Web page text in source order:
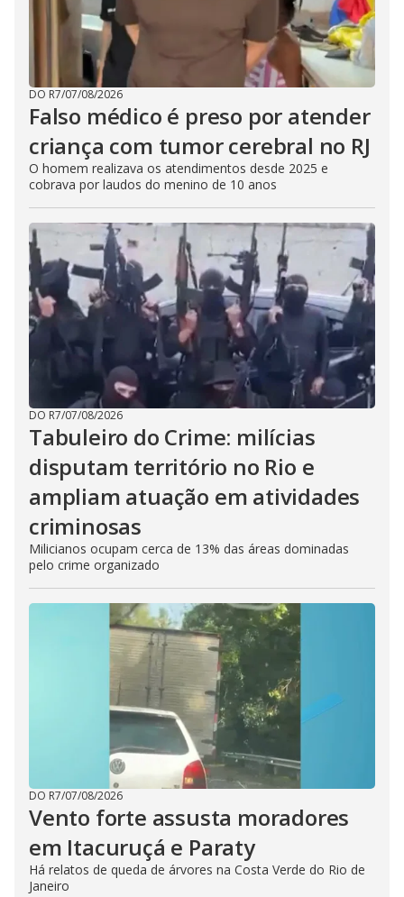
DO R7/07/08/2026
Falso médico é preso por atender
criança com tumor cerebral no RJ
O homem realizava os atendimentos desde 2025 e
cobrava por laudos do menino de 10 anos
DO R7/07/08/2026
Tabuleiro do Crime: milícias
disputam território no Rio e
ampliam atuação em atividades
criminosas
Milicianos ocupam cerca de 13% das áreas dominadas
pelo crime organizado
DO R7/07/08/2026
Vento forte assusta moradores
em Itacuruçá e Paraty
Há relatos de queda de árvores na Costa Verde do Rio de
Janeiro